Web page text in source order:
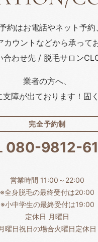
約はお電話やネット予約、
カウント などから承って
合わせ先 / 脱毛サロン
業者の方へ、
障が出ております！固
完全予約制
080-9812-
営業時間 11:00～22:00
※全身脱毛の最終受付は20:00
※小中学生の最終受付は19:00
定休日 月曜日
月曜日祝日の場合火曜日定休日